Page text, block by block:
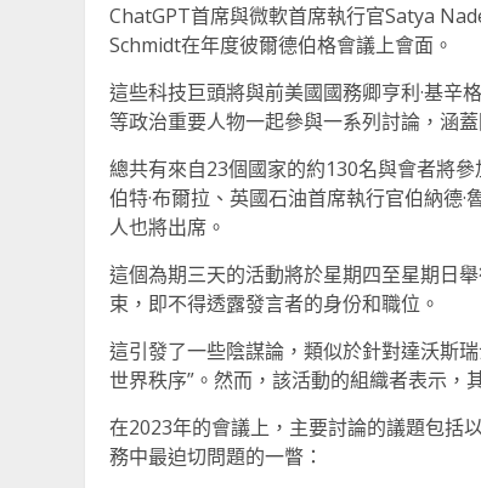
ChatGPT首席與微軟首席執行官Satya
Schmidt在年度彼爾德伯格會議上會面。
這些科技巨頭將與前美國國務卿亨利·基辛
等政治重要人物一起參與一系列討論，涵
總共有來自23個國家的約130名與會者將
伯特·布爾拉、英國石油首席執行官伯納德
人也將出席。
這個為期三天的活動將於星期四至星期日
束，即不得透露發言者的身份和職位。
這引發了一些陰謀論，類似於針對達沃斯
世界秩序”。然而，該活動的組織者表示，
在2023年的會議上，主要討論的議題包括
務中最迫切問題的一瞥：